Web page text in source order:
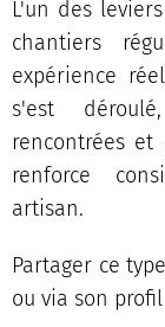
L'un des
chantiers
expérience
s'est
rencontrées
renforce
artisan.
Partager ce
ou via son